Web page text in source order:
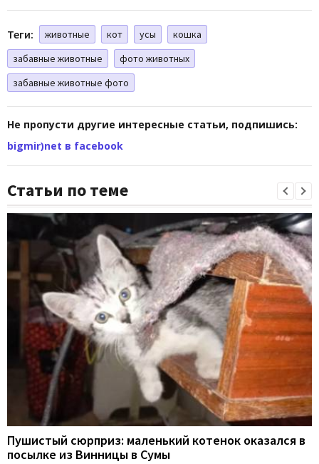
Теги: животные кот усы
кошка
забавные животные
фото животных
забавные животные фото
Не пропусти другие интересные статьи, подпишись:
bigmir)net в facebook
Статьи по теме
Пушистый сюрприз: маленький котенок оказался в
посылке из Винницы в Сумы